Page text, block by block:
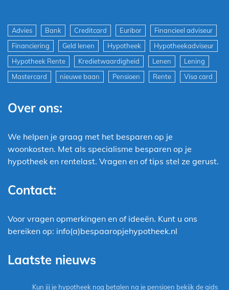
Advies Bank Creditcard Euribor
Financieel adviseur
Financiering
Geld lenen Hypotheek
Hypotheekadviseur
Hypotheek Rente
Kredietwaardigheid Lenen
Lening
Mastercard
nieuwe baan Pensioen Rente Visa card
Over ons:
We helpen je graag met het besparen op je
woonkosten. Met als specialisme besparen op je
hypotheek en rentelast. Vragen en of tips stel ze gerust.
Contact:
Voor vragen opmerkingen en of ideeën. Kunt u ons
bereiken op: info(a)bespaaropjehypotheek.nl
Laatste nieuws
Kun jij je hypotheek nog betalen na je pensioen bekijk de gids